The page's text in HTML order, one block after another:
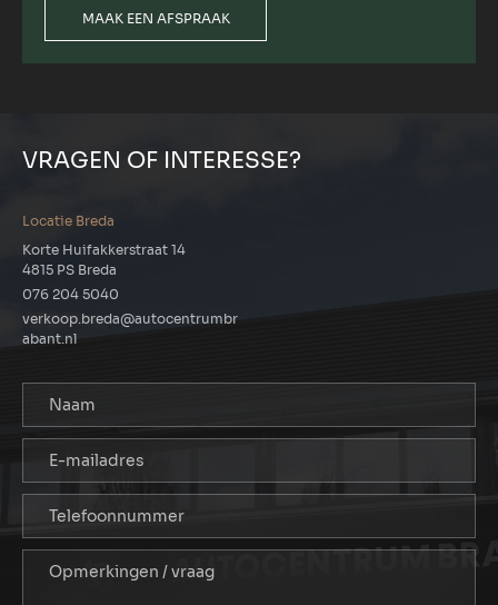
MAAK EEN AFSPRAAK
VRAGEN OF INTERESSE?
Locatie Breda
Korte Huifakkerstraat 14
4815 PS Breda
076 204 5040
verkoop.breda@autocentrumbr
abant.nl